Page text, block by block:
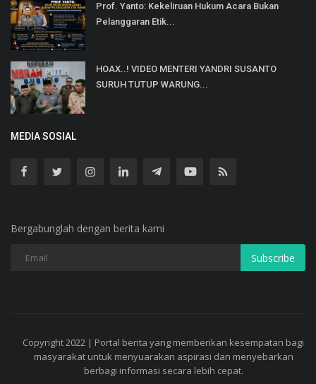
Prof. Yanto: Kekeliruan Hukum Acara Bukan
Pelanggaran Etik...
HOAX..! VIDEO MENTERI YANDRI SUSANTO
SURUH TUTUP WARUNG...
MEDIA SOSIAL
Bergabunglah dengan berita kami
Subscribe
Copyright 2022 | Portal berita yang memberikan kesempatan bagi
masyarakat untuk menyuarakan aspirasi dan menyebarkan
berbagi informasi secara lebih cepat.